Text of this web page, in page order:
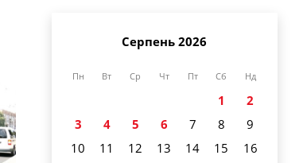
Серпень 2026
Пн Вт Ср Чт Пт Сб Нд
1
2
3
4 5 6 7 8
9
10
11 12 13 14 15
16